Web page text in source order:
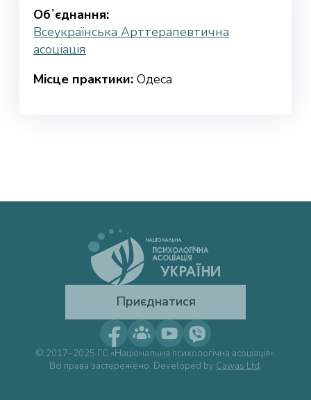
Обʼєднання:
Всеукраїнська Арттерапевтична
асоціація
Місце практики: Одеса
Приєднатися
© 2017–2025 ГС «Національна психологічна асоціація».
Всі права застережено. Developed by Cawas Ltd.